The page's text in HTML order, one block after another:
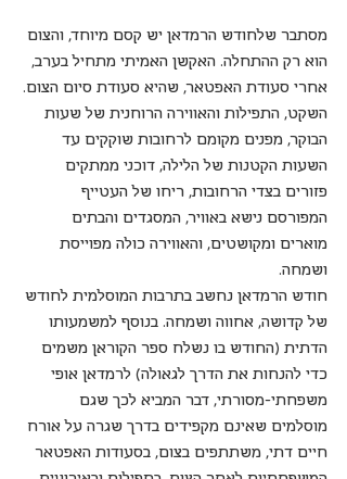
מסתבר שלחודש הרמדאן יש קסם מיוחד, והצום
הוא רק ההתחלה. האקשן האמיתי מתחיל בערב,
אחרי סעודת האפטאר, שהיא סעודת סיום הצום.
השקט, התפילות והאווירה הרוחנית של שעות
הבוקר, מפנים מקומם לרחובות שוקקים עד
השעות הקטנות של הלילה, דוכני ממתקים
פזורים בצדי הרחובות, ריחו של העטייף
המפורסם נישא באוויר, המסגדים והבתים
מוארים ומקושטים, והאווירה כולה מפוייסת
ושמחה.
חודש הרמדאן נחשב בתרבות המוסלמית לחודש
של קדושה, אחווה ושמחה. בנוסף למשמעותו
הדתית (החודש בו נשלח ספר הקוראן משמים
כדי להנחות את הדרך לגאולה) לרמדאן אופי
משפחתי-מסורתי, דבר המביא לכך שגם
מוסלמים שאינם מקפידים בדרך שגרה על אורח
חיים דתי, משתתפים בצום, בסעודות האפטאר